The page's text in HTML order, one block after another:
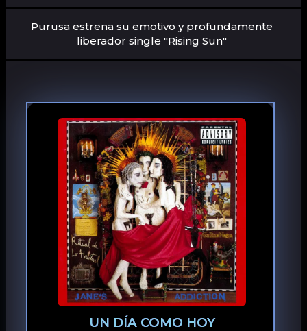
Purusa estrena su emotivo y profundamente
liberador single "Rising Sun"
UN DÍA COMO HOY